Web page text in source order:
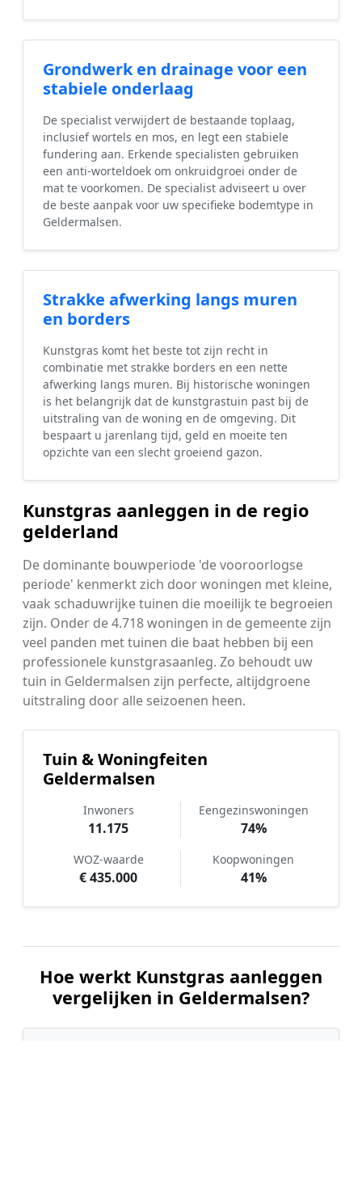
Grondwerk en drainage voor een
stabiele onderlaag
De specialist verwijdert de bestaande toplaag,
inclusief wortels en mos, en legt een stabiele
fundering aan. Erkende specialisten gebruiken
een anti-worteldoek om onkruidgroei onder de
mat te voorkomen. De specialist adviseert u over
de beste aanpak voor uw specifieke bodemtype in
Geldermalsen.
Strakke afwerking langs muren
en borders
Kunstgras komt het beste tot zijn recht in
combinatie met strakke borders en een nette
afwerking langs muren. Bij historische woningen
is het belangrijk dat de kunstgrastuin past bij de
uitstraling van de woning en de omgeving. Dit
bespaart u jarenlang tijd, geld en moeite ten
opzichte van een slecht groeiend gazon.
Kunstgras aanleggen in de regio
gelderland
De dominante bouwperiode 'de vooroorlogse
periode' kenmerkt zich door woningen met kleine,
vaak schaduwrijke tuinen die moeilijk te begroeien
zijn. Onder de 4.718 woningen in de gemeente zijn
veel panden met tuinen die baat hebben bij een
professionele kunstgrasaanleg. Zo behoudt uw
tuin in Geldermalsen zijn perfecte, altijdgroene
uitstraling door alle seizoenen heen.
Tuin & Woningfeiten
Geldermalsen
Inwoners
11.175
Eengezinswoningen
74%
WOZ-waarde
€ 435.000
Koopwoningen
41%
Hoe werkt Kunstgras aanleggen
vergelijken in Geldermalsen?